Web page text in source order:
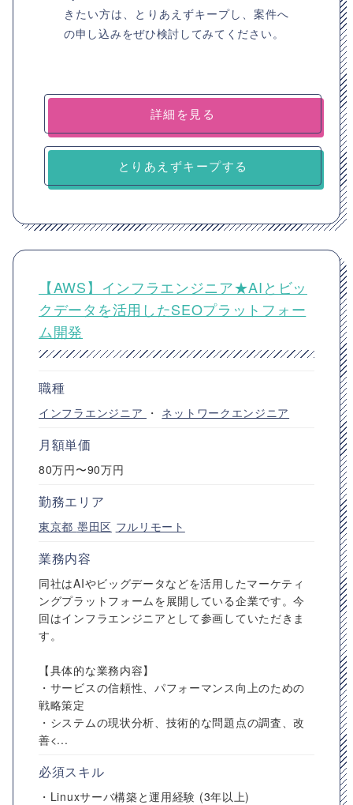
きたい方は、とりあえずキープし、案件へ
の申し込みをぜひ検討してみてください。
詳細を見る
とりあえずキープする
【AWS】インフラエンジニア★AIとビッ
クデータを活用したSEOプラットフォー
ム開発
職種
インフラエンジニア ・ ネットワークエンジニア
月額単価
80万円〜90万円
勤務エリア
東京都 墨田区 フルリモート
業務内容
同社はAIやビッグデータなどを活用したマーケティ
ングプラットフォームを展開している企業です。今
回はインフラエンジニアとして参画していただきま
す。
【具体的な業務内容】
・サービスの信頼性、パフォーマンス向上のための
戦略策定
・システムの現状分析、技術的な問題点の調査、改
善<...
必須スキル
・Linuxサーバ構築と運用経験 (3年以上)